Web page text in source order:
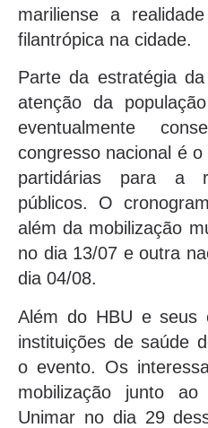
mariliense a
filantrópica na cidade.
Parte da estratégia
atenção da
eventualmente
congresso nacional é
partidárias para a
públicos. O
além da mobilização
no dia 13/07 e outra
dia 04/08.
Além do HBU e seus
instituições de saúde
o evento. Os
mobilização junto ao
Unimar no dia 29